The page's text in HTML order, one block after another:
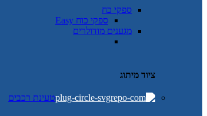
ספקי כח
ספקי כוח Easy
מגענים מודולרים
ציוד מיתוג
טעינת רכבים